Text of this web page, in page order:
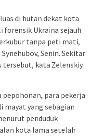
di hutan dekat kota
forensik Ukraina sejauh
tanpa peti mati,
Senin. Sekitar
tersebut, kata Zelenskiy
para pekerja
mayat yang sebagian
penduduk
kota lama setelah